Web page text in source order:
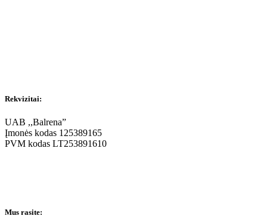
Rekvizitai:
UAB ,,Balrena”
Įmonės kodas 125389165
PVM kodas LT253891610
Mus rasite: